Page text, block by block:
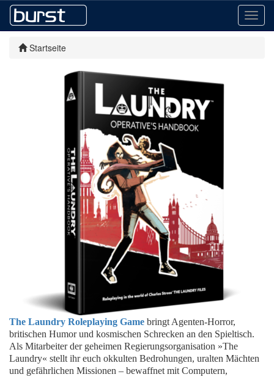
Startseite
The Laundry Roleplaying Game bringt Agenten-Horror,
britischen Humor und kosmischen Schrecken an den Spieltisch.
Als Mitarbeiter der geheimen Regierungsorganisation »The
Laundry« stellt ihr euch okkulten Bedrohungen, uralten Mächten
und gefährlichen Missionen – bewaffnet mit Computern,